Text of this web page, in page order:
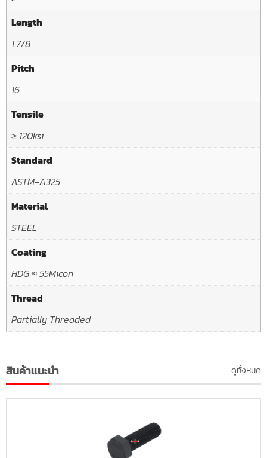
Length
1.7/8
Pitch
16
Tensile
≥ 120ksi
Standard
ASTM-A325
Material
STEEL
Coating
HDG ≈ 55Micon
Thread
Partially Threaded
สินค้าแนะนำ ดูทั้งหมด